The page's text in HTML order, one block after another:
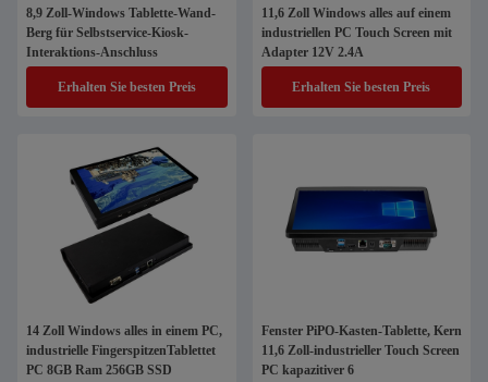
8,9 Zoll-Windows Tablette-Wand-
Berg für Selbstservice-Kiosk-
Interaktions-Anschluss
Erhalten Sie besten Preis
11,6 Zoll Windows alles auf einem
industriellen PC Touch Screen mit
Adapter 12V 2.4A
Erhalten Sie besten Preis
14 Zoll Windows alles in einem PC,
industrielle FingerspitzenTablettet
PC 8GB Ram 256GB SSD
Fenster PiPO-Kasten-Tablette, Kern
11,6 Zoll-industrieller Touch Screen
PC kapazitiver 6